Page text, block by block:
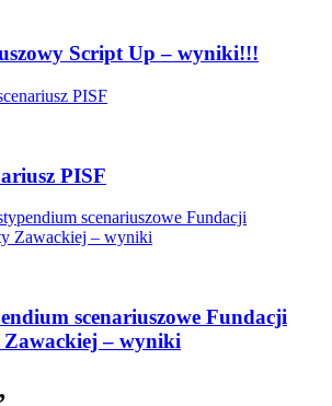
Script Up – wyniki!!!
PISF
scenariuszowe Fundacji
Zawackiej – wyniki